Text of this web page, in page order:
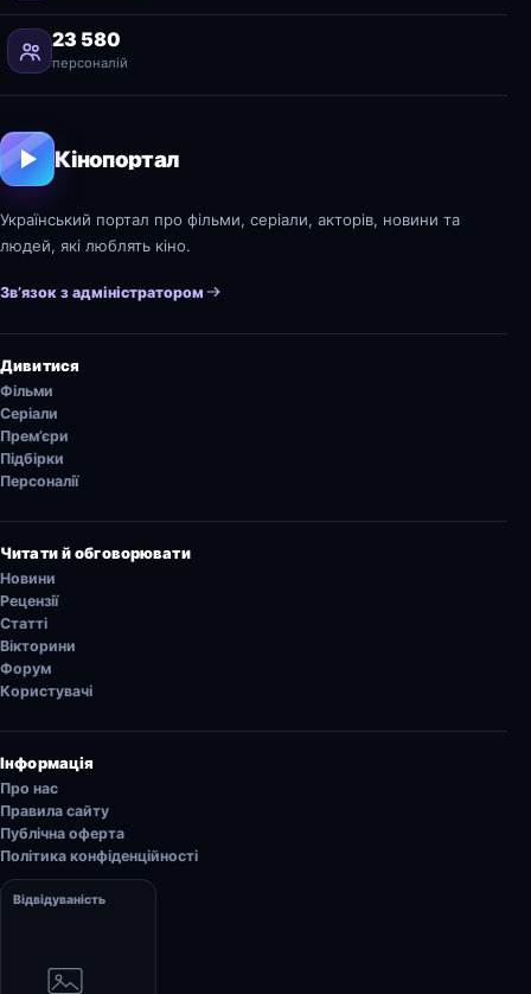
23 580
персоналій
Кінопортал
Український портал про фільми, серіали, акторів, новини та
людей, які люблять кіно.
Зв’язок з адміністратором
Дивитися
Фільми
Серіали
Прем’єри
Підбірки
Персоналії
Читати й обговорювати
Новини
Рецензії
Статті
Вікторини
Форум
Користувачі
Інформація
Про нас
Правила сайту
Публічна оферта
Політика конфіденційності
Відвідуваність